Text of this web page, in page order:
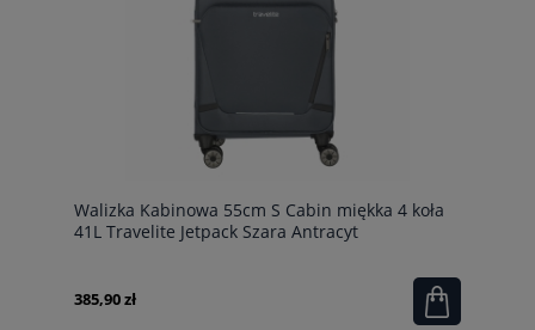
Walizka Kabinowa 55cm S Cabin miękka 4 koła
41L Travelite Jetpack Szara Antracyt
385,90 zł